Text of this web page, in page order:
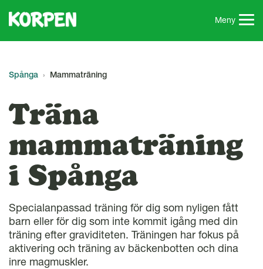
Meny
Spånga Mammaträning
Träna
mammaträning
i Spånga
Specialanpassad träning för dig som nyligen fått
barn eller för dig som inte kommit igång med din
träning efter graviditeten. Träningen har fokus på
aktivering och träning av bäckenbotten och dina
inre magmuskler.